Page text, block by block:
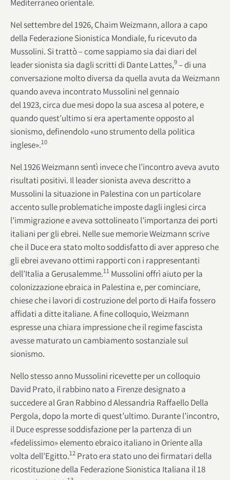
Mediterraneo orientale.
Nel settembre del 1926, Chaim Weizmann, allora a capo
della Federazione Sionistica Mondiale, fu ricevuto da
Mussolini. Si trattò – come sappiamo sia dai diari del
leader sionista sia dagli scritti di Dante Lattes,9– di una
conversazione molto diversa da quella avuta da Weizmann
quando aveva incontrato Mussolini nel gennaio
del 1923, circa due mesi dopo la sua ascesa al potere, e
quando quest’ultimo si era apertamente opposto al
sionismo, definendolo «uno strumento della politica
inglese».10
Nel 1926 Weizmann sentì invece che l’incontro aveva avuto
risultati positivi. Il leader sionista aveva descritto a
Mussolini la situazione in Palestina con un particolare
accento sulle problematiche imposte dagli inglesi circa
l’immigrazione e aveva sottolineato l’importanza dei porti
italiani per gli ebrei. Nelle sue memorie Weizmann scrive
che il Duce era stato molto soddisfatto di aver appreso che
gli ebrei avevano ottimi rapporti con i rappresentanti
dell’Italia a Gerusalemme.11 Mussolini offrì aiuto per la
colonizzazione ebraica in Palestina e, per cominciare,
chiese che i lavori di costruzione del porto di Haifa fossero
affidati a ditte italiane. A fine colloquio, Weizmann
espresse una chiara impressione che il regime fascista
avesse maturato un cambiamento sostanziale sul
sionismo.
Nello stesso anno Mussolini ricevette per un colloquio
David Prato, il rabbino nato a Firenze designato a
succedere al Gran Rabbino d Alessandria Raffaello Della
Pergola, dopo la morte di quest’ultimo. Durante l’incontro,
il Duce espresse soddisfazione per la partenza di un
«fedelissimo» elemento ebraico italiano in Oriente alla
volta dell’Egitto.12 Prato era stato uno dei firmatari della
ricostituzione della Federazione Sionistica Italiana il 18